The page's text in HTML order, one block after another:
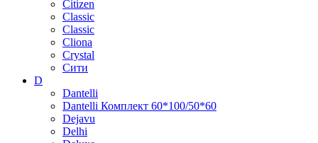
Citizen
Classic
Classic
Cliona
Crystal
Cити
D
Dantelli
Dantelli Комплект 60*100/50*60
Dejavu
Delhi